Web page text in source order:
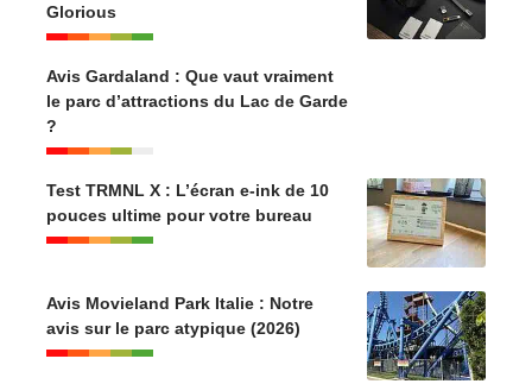
Glorious
Avis Gardaland : Que vaut vraiment
le parc d’attractions du Lac de Garde
?
Test TRMNL X : L’écran e-ink de 10
pouces ultime pour votre bureau
Avis Movieland Park Italie : Notre
avis sur le parc atypique (2026)